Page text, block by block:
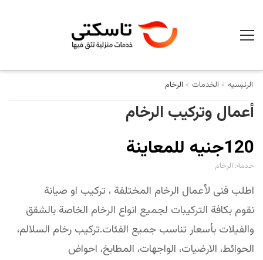
الرئيسيه الخدمات الرخام
أعمال وتركيب الرخام
120جنيه للمعاينة
خدمة: الرخام
اطلب فنى لأعمال الرخام المختلفة ، تركيب او صيانة
نقوم بكافة التركيبات لجميع انواع الرخام الخاصة بالشقق
والفيلات بأسعار تناسب جميع الفئات.تركيب رخام السلالم،
الحوائط، الارضيات، الواجهات، المطابخ، احواض